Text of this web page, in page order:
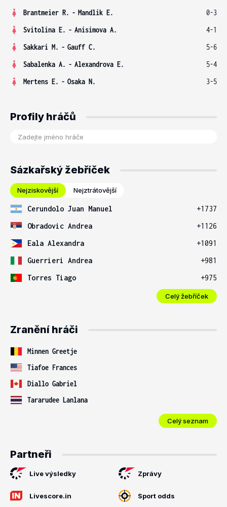
Brantmeier R. - Mandlik E.
0-3
Svitolina E. - Anisimova A.
4-1
Sakkari M. - Gauff C.
5-6
Sabalenka A. - Alexandrova E.
5-4
Mertens E. - Osaka N. 3-5
Profily hráčů
Sázkařský žebříček
Nejziskovější Nejztrátovější
Cerundolo Juan Manuel
+1737
Obradovic Andrea
+1126
Eala Alexandra
+1091
Guerrieri Andrea
+981
Torres Tiago
+975
Celý žebříček
Zranění hráči
Minnen Greetje
Tiafoe Frances
Diallo Gabriel
Tararudee Lanlana
Celý seznam
Partneři
Live výsledky Zprávy
Livescore.in Sport odds